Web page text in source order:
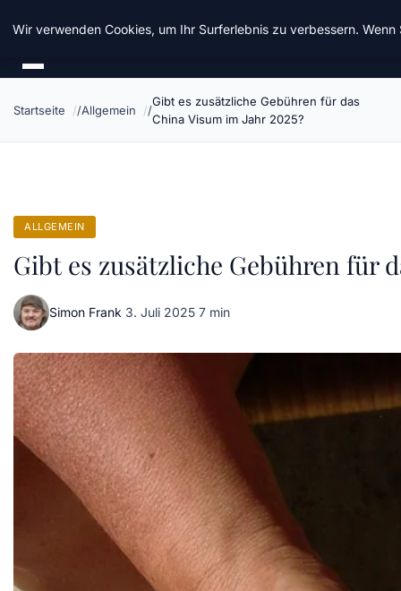
Chinavisum24
Startseite Allgemein
Gibt es zusätzliche Gebühren für das
China Visum im Jahr 2025?
ALLGEMEIN
Gibt es zusätzliche Gebühren für
Simon Frank·3. Juli 2025·7 min
Wir verwenden Cookies, um Ihr Surferlebnis zu verbessern.